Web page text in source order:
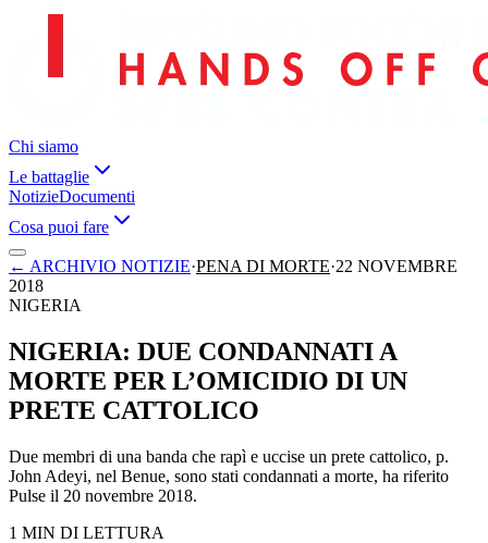
Chi siamo
Le battaglie
NotizieDocumenti
Cosa puoi fare
← ARCHIVIO NOTIZIE·PENA DI MORTE·22 NOVEMBRE
2018
NIGERIA
NIGERIA: DUE CONDANNATI A
MORTE PER L’OMICIDIO DI UN
PRETE CATTOLICO
Due membri di una banda che rapì e uccise un prete cattolico, p.
John Adeyi, nel Benue, sono stati condannati a morte, ha riferito
Pulse il 20 novembre 2018.
1 MIN DI LETTURA